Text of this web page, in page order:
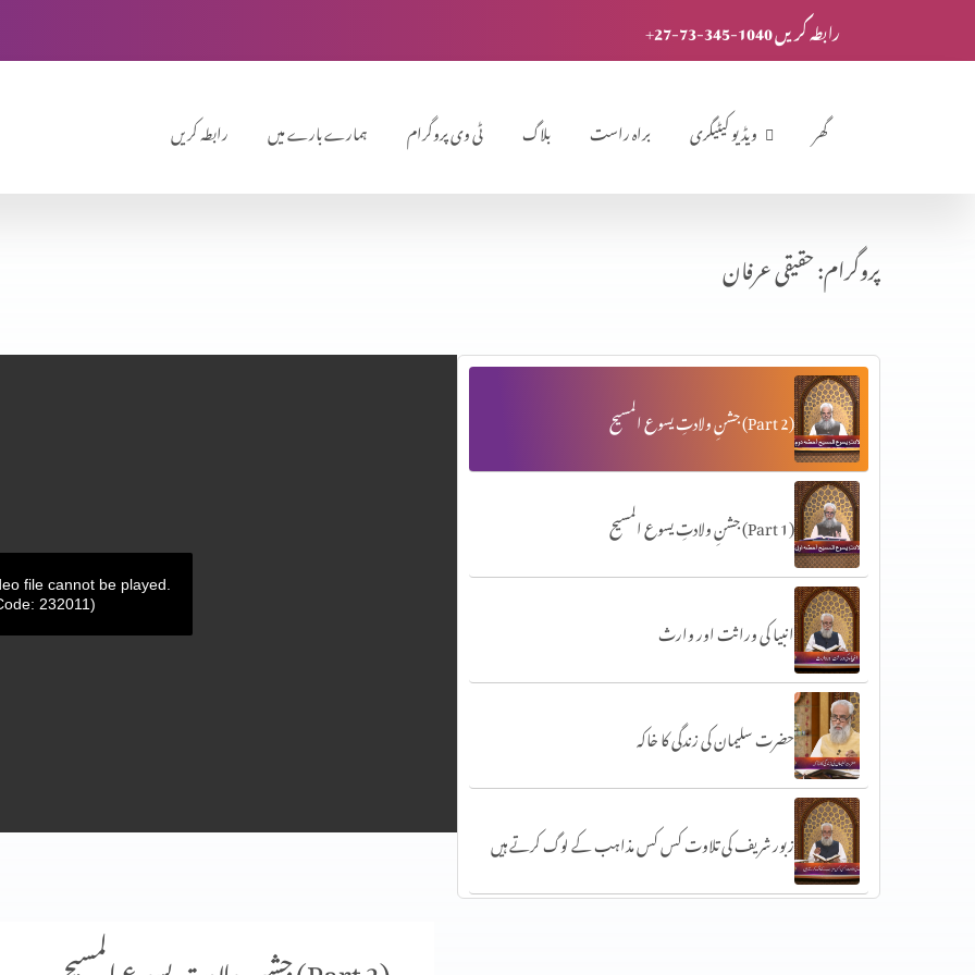
+27-73-345-1040 رابطہ کریں
رابطہ کریں ہمارے بارے میں ٹی وی پروگرام بلاگ براہ راست ویڈیو کیٹیگری گھر
پروگرام: حقیقی عرفان
file cannot be played.
232011)
جشنِ ولادتِ یسوع المسیح (Part 2)
جشنِ ولادتِ یسوع المسیح (Part 1)
انبیا کی وراثت اور وارث
حضرت سلیمان کی زندگی کا خاکہ
زبور شریف کی تلاوت کس کس مذاہب کے لوگ کرتے ہیں